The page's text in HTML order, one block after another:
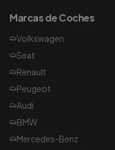
Marcas de Coches
Volkswagen
Seat
Renault
Peugeot
Audi
BMW
Mercedes-Benz